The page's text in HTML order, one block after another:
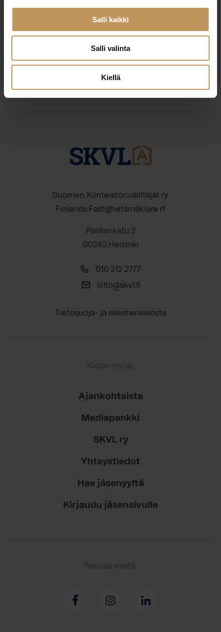
Salli kaikki
Salli valinta
Kiellä
Suomen Kiinteistönvälittäjät ry
Finlands Fastighetsmäklare rf
Pasilankatu 2
00240 Helsinki
010 212 2777
liitto@skvl.fi
Tietosuoja- ja rekisteriseloste
Katso myös:
Ajankohtaista
Mediapankki
SKVL ry
Yhteystiedot
Hae jäsenyyttä
Kirjaudu jäsensivulle
Seuraa meitä: